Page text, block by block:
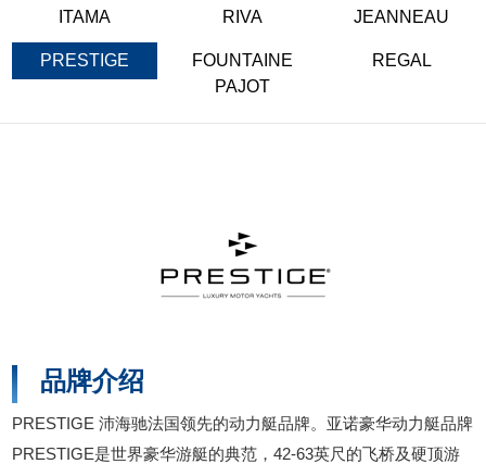
ITAMA RIVA JEANNEAU
PRESTIGE
FOUNTAINE
PAJOT
REGAL
品牌介绍
PRESTIGE 沛海驰法国领先的动力艇品牌。亚诺豪华动力艇品牌
PRESTIGE是世界豪华游艇的典范，42-63英尺的飞桥及硬顶游